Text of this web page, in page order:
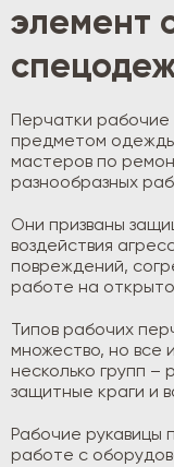
элемент
Перчатки
предметом
мастеров по
разнообразных
Они призваны
воздействия
повреждений,
работе на
Типов рабочих
множество, но все
несколько групп –
защитные краги и
Рабочие рукавицы
работе с